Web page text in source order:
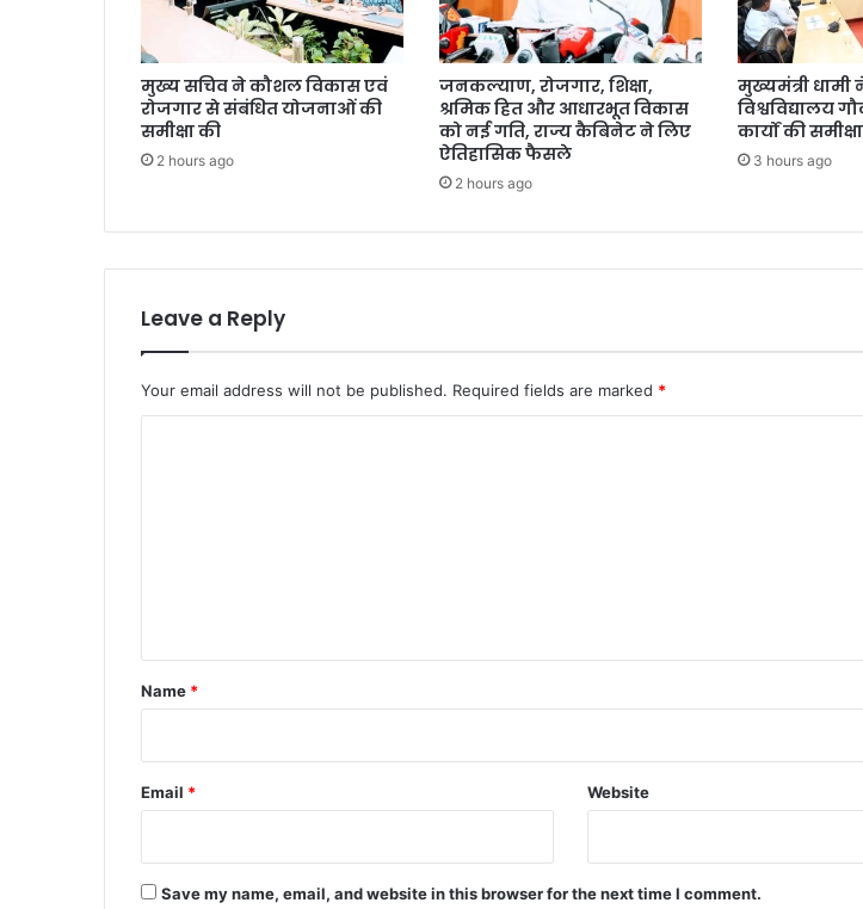
मुख्य सचिव ने कौशल विकास एवं
रोजगार से संबंधित योजनाओं की
समीक्षा की
2 hours ago
जनकल्याण, रोजगार, शिक्षा,
श्रमिक हित और आधारभूत विकास
को नई गति, राज्य कैबिनेट ने लिए
ऐतिहासिक फैसले
2 hours ago
मुख्यमंत्री धामी
विश्वविद्यालय
कार्यों की
3 hours ago
Leave a Reply
Your email address will not be published. Required fields are marked *
*
Name *
Email * Website
Save my name, email, and website in this browser for the next time I comment.